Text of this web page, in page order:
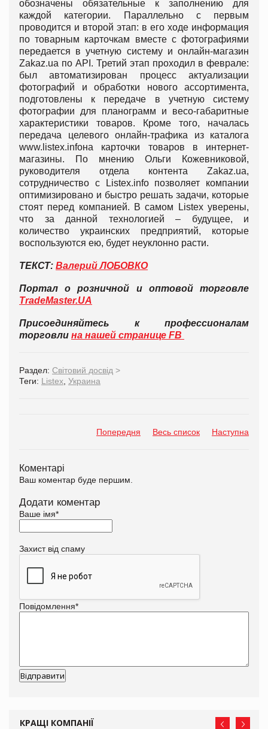
обозначены обязательные к заполнению для
каждой категории. Параллельно с первым
проводится и второй этап: в его ходе информация
по товарным карточкам вместе с фотографиями
передается в учетную систему и онлайн-магазин
Zakaz.ua по API. Третий этап проходил в феврале:
был автоматизирован процесс актуализации
фотографий и обработки нового ассортимента,
подготовлены к передаче в учетную систему
фотографии для планограмм и весо-габаритные
характеристики товаров. Кроме того, началась
передача целевого онлайн-трафика из каталога
www.listex.infoна карточки товаров в интернет-
магазины. По мнению Ольги Кожевниковой,
руководителя отдела контента Zakaz.ua,
сотрудничество с Listex.info позволяет компании
оптимизировано и быстро решать задачи, которые
стоят перед компанией. В самом Listex уверены,
что за данной технологией – будущее, и
количество украинских предприятий, которые
воспользуются ею, будет неуклонно расти.
ТЕКСТ: Валерий ЛОБОВКО
Портал о розничной и оптовой торговле
TradeMaster.UA
Присоединяйтесь к профессионалам
торговли на нашей странице FB
Раздел: Світовий досвід >
Теги: Listex Украина
Попередня Весь список Наступна
Коментарі
Ваш коментар буде першим.
Додати коментар
Ваше імя*
Захист від спаму
Повідомлення*
КРАЩІ КОМПАНІЇ